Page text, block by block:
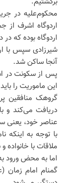
اردوگاه اشرف از
اردوگاه بوده که
شیرزادی سپس با
آنجا ساکن شد.
پس از سکونت در
این ماموریت را
گروهک منافقین
دریافت می‌کند و
عناصر خود، یعنی
با توجه به اینکه
ملاقات با
اما به محض ورود
گمنام امام زمان